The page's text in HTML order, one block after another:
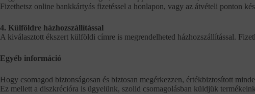
Fizethetsz online bankkártyás fizetéssel a honlapon, vagy az átvételi ponton
4. Külföldre házhozszállítással
A kiválasztott ékszert külföldi címre is megrendelheted házhozszállítással.
Egyéb információ
Hogy csomagod biztonságosan és biztosan megérkezzen, értékbiztosított
Ez mellett a diszkrécióra is ügyelünk, szolid csomagolásban küldjük